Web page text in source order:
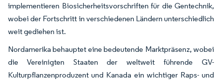
implementieren Biosicherheitsvorschriften für die Gentechnik,
wobei der Fortschritt in verschiedenen Ländern unterschiedlich
weit gediehen ist.
Nordamerika behauptet eine bedeutende Marktpräsenz, wobei
die Vereinigten Staaten der weltweit führende GV-
Kulturpflanzenproduzent und Kanada ein wichtiger Raps- und